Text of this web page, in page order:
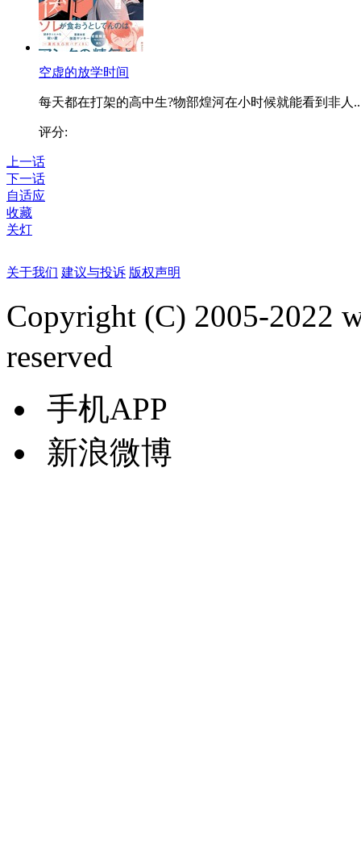
空虚的放学时间
每天都在打架的高中生?物部煌河在小时候就能看到非人
评分:
上一话
下一话
自适应
收藏
关灯
关于我们 建议与投诉 版权声明
Copyright (C) 2005-2022
reserved
手机APP
新浪微博